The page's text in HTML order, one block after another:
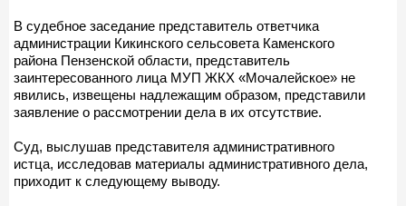
В судебное заседание представитель ответчика
администрации Кикинского сельсовета Каменского
района Пензенской области, представитель
заинтересованного лица МУП ЖКХ «Мочалейское» не
явились, извещены надлежащим образом, представили
заявление о рассмотрении дела в их отсутствие.
Суд, выслушав представителя административного
истца, исследовав материалы административного дела,
приходит к следующему выводу.